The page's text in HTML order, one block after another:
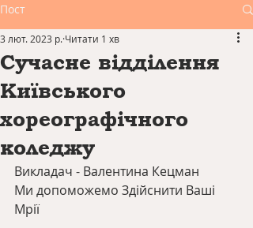
Пост
Сучасне відділення
Київського
хореографічного
коледжу
3 лют. 2023 р. Читати 1 хв
Викладач - Валентина Кецман
Ми допоможемо Здійснити Ваші
Мрії